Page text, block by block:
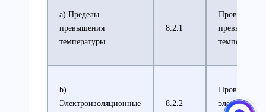
а) Пределы
превышения
температуры
8.2.1
Проверка
превышения
температуры
b)
Электроизоляционные
8.2.2
Проверка